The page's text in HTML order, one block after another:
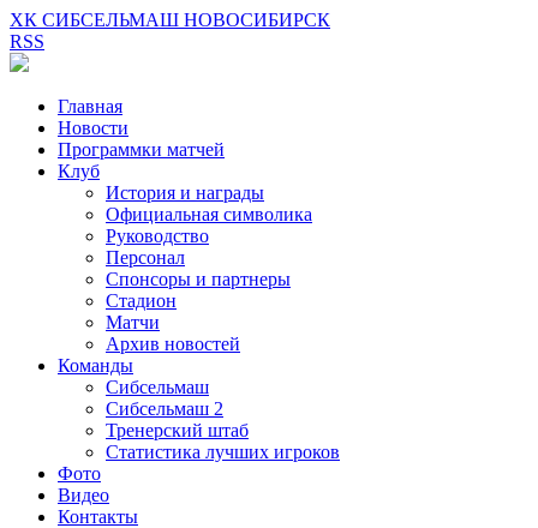
ХК СИБСЕЛЬМАШ НОВОСИБИРСК
RSS
Главная
Новости
Программки матчей
Клуб
История и награды
Официальная символика
Руководство
Персонал
Спонсоры и партнеры
Стадион
Матчи
Архив новостей
Команды
Сибсельмаш
Сибсельмаш 2
Тренерский штаб
Статистика лучших игроков
Фото
Видео
Контакты